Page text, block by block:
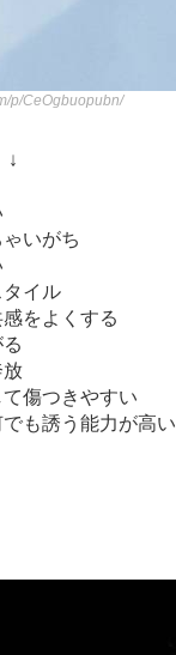
p/CeOgbuopubn/
↓
いがち
タイル
をよくする
放
て傷つきやすい
も誘う能力が高い